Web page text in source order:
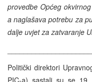
provedbe Općeg
a naglašava potrebu za
dalje uvjet za zatvaranje
Politički direktori